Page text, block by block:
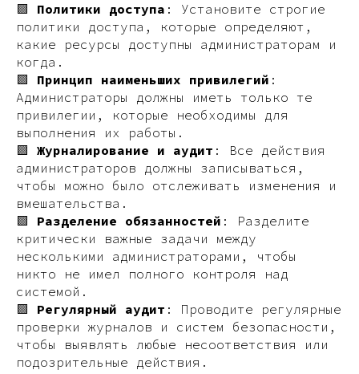
🟪 Политики доступа : Установите строгие
политики доступа, которые определяют,
какие ресурсы доступны администраторам и
когда.
🟪 Принцип наименьших привилегий :
Администраторы должны иметь только те
привилегии, которые необходимы для
выполнения их работы.
🟪 Журналирование и аудит : Все действия
администраторов должны записываться,
чтобы можно было отслеживать изменения и
вмешательства.
🟪 Разделение обязанностей : Разделите
критически важные задачи между
несколькими администраторами, чтобы
никто не имел полного контроля над
системой.
🟪 Регулярный аудит : Проводите регулярные
проверки журналов и систем безопасности,
чтобы выявлять любые несоответствия или
подозрительные действия.